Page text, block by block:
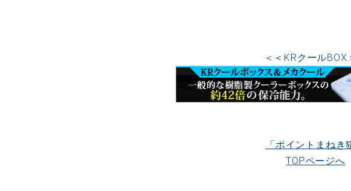
＜＜KRクールBOX
「ポイントまねき
TOPページへ